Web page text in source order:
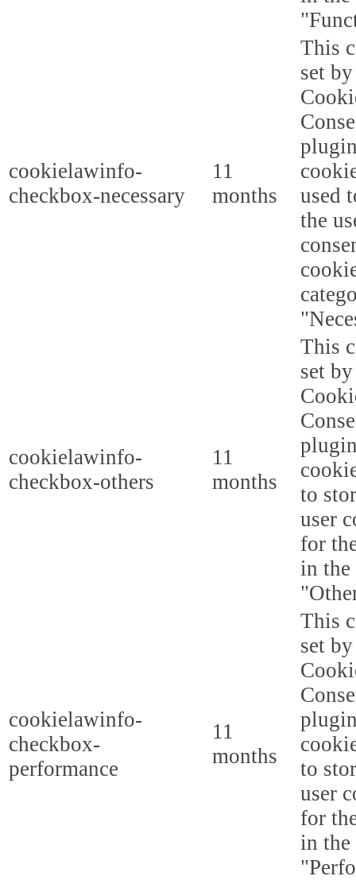
cookielawinfo-
checkbox-necessary
11
months
This
set
used
the
cookielawinfo-
checkbox-others
11
months
This
set
to
user
for
in the
cookielawinfo-
checkbox-
performance
11
months
This
set
to
user
for
in the